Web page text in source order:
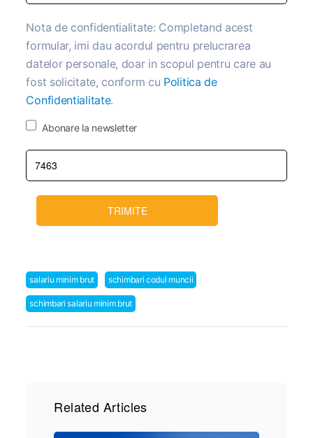
Nota de confidentialitate: Completand acest
formular, imi dau acordul pentru prelucrarea
datelor personale, doar in scopul pentru care au
fost solicitate, conform cu Politica de
Confidentialitate.
Abonare la newsletter
TRIMITE
salariu minim brut schimbari codul muncii
schimbari salariu minim brut
Related Articles